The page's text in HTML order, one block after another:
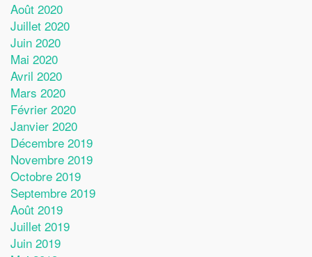
Août 2020
Juillet 2020
Juin 2020
Mai 2020
Avril 2020
Mars 2020
Février 2020
Janvier 2020
Décembre 2019
Novembre 2019
Octobre 2019
Septembre 2019
Août 2019
Juillet 2019
Juin 2019